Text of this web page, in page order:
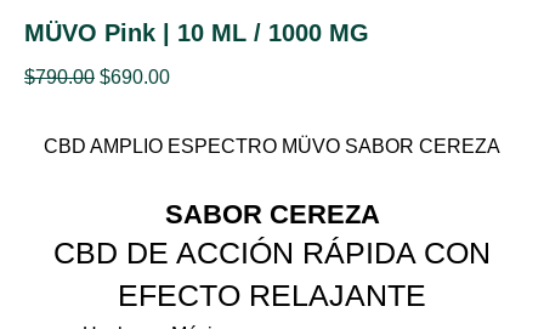
MÜVO Pink | 10 ML / 1000 MG
$790.00 $690.00
CBD AMPLIO ESPECTRO MÜVO SABOR CEREZA
SABOR CEREZA
CBD DE ACCIÓN RÁPIDA CON
EFECTO RELAJANTE